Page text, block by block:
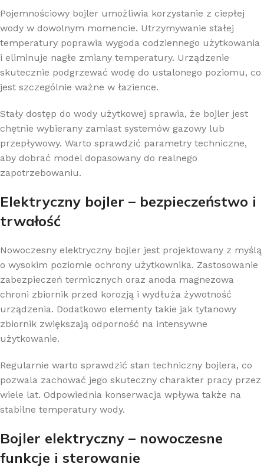
Pojemnościowy bojler umożliwia korzystanie z ciepłej
wody w dowolnym momencie. Utrzymywanie stałej
temperatury poprawia wygoda codziennego użytkowania
i eliminuje nagłe zmiany temperatury. Urządzenie
skutecznie podgrzewać wodę do ustalonego poziomu, co
jest szczególnie ważne w łazience.
Stały dostęp do wody użytkowej sprawia, że bojler jest
chętnie wybierany zamiast systemów gazowy lub
przepływowy. Warto sprawdzić parametry techniczne,
aby dobrać model dopasowany do realnego
zapotrzebowaniu.
Elektryczny bojler – bezpieczeństwo i
trwałość
Nowoczesny elektryczny bojler jest projektowany z myślą
o wysokim poziomie ochrony użytkownika. Zastosowanie
zabezpieczeń termicznych oraz anoda magnezowa
chroni zbiornik przed korozją i wydłuża żywotność
urządzenia. Dodatkowo elementy takie jak tytanowy
zbiornik zwiększają odporność na intensywne
użytkowanie.
Regularnie warto sprawdzić stan techniczny bojlera, co
pozwala zachować jego skuteczny charakter pracy przez
wiele lat. Odpowiednia konserwacja wpływa także na
stabilne temperatury wody.
Bojler elektryczny – nowoczesne
funkcje i sterowanie